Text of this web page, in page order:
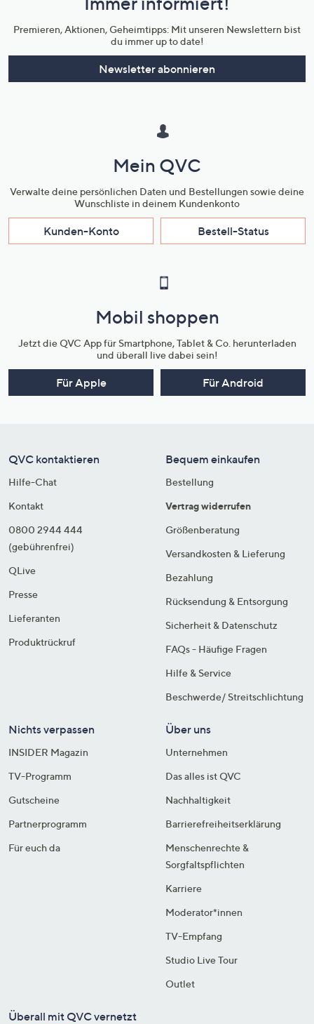
Unternehmensinformationen
Premieren, Aktionen, Geheimtipps: Mit unseren Newslettern bist
du immer up to date!
Newsletter abonnieren
Mein QVC
Verwalte deine persönlichen Daten und Bestellungen sowie deine
Wunschliste in deinem Kundenkonto
Kunden-Konto Bestell-Status
Mobil shoppen
Jetzt die QVC App für Smartphone, Tablet & Co. herunterladen
und überall live dabei sein!
Für Apple Für Android
QVC kontaktieren
Hilfe-Chat
Kontakt
0800 2944 444
(gebührenfrei)
QLive
Presse
Lieferanten
Produktrückruf
Bequem einkaufen
Bestellung
Vertrag widerrufen
Größenberatung
Versandkosten & Lieferung
Bezahlung
Rücksendung & Entsorgung
Sicherheit & Datenschutz
FAQs - Häufige Fragen
Hilfe & Service
Beschwerde/ Streitschlichtung
Nichts verpassen
INSIDER Magazin
TV-Programm
Gutscheine
Partnerprogramm
Für euch da
Über uns
Unternehmen
Das alles ist QVC
Nachhaltigkeit
Barrierefreiheitserklärung
Menschenrechte &
Sorgfaltspflichten
Karriere
Moderator*innen
TV-Empfang
Studio Live Tour
Outlet
Überall mit QVC vernetzt